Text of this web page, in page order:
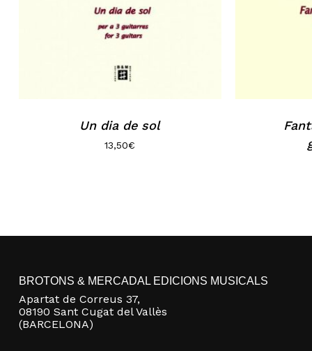
Un dia de sol
13,50€
BROTONS & MERCADAL EDICIONS MUSICALS
Apartat de Correus 37,
08190 Sant Cugat del Vallès
(BARCELONA)